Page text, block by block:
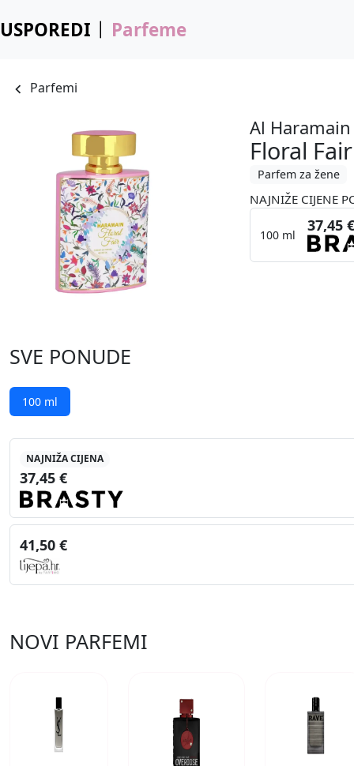
USPOREDI Parfeme
Parfemi
Al Haramain
Floral Fair
Parfem za žene
NAJNIŽE CIJENE
100 ml
37,45
SVE PONUDE
100 ml
NAJNIŽA CIJENA
37,45 €
41,50 €
NOVI PARFEMI